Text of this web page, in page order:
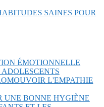
SAINES POUR
ÉMOTIONNELLE
L'EMPATHIE
UNE BONNE HYGIÈNE